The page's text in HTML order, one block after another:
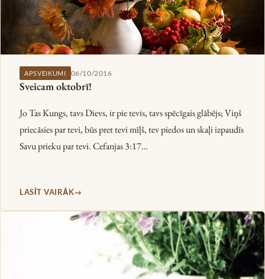
APSVEIKUMI 06/10/2016
Sveicam oktobrī!
Jo Tas Kungs, tavs Dievs, ir pie tevis, tavs spēcīgais glābējs; Viņš
priecāsies par tevi, būs pret tevi mīļš, tev piedos un skaļi izpaudīs
Savu prieku par tevi. Cefanjas 3:17…
LASĪT VAIRĀK